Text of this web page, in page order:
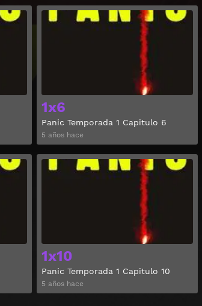
Ver
1x6
Panic Temporada 1 Capitulo 6
5 años hace
Ver
1x10
Panic Temporada 1 Capitulo 10
5 años hace